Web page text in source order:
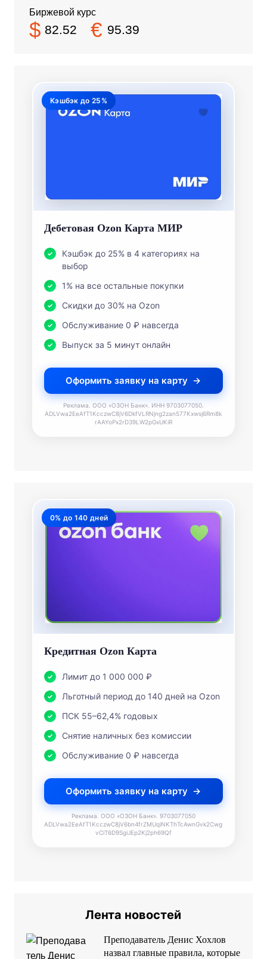
Биржевой курс
$ 82.52 € 95.39
Кэшбэк до 25%
Дебетовая Ozon Карта МИР
Кэшбэк до 25% в 4 категориях на
выбор
1% на все остальные покупки
Скидки до 30% на Ozon
Обслуживание 0 ₽ навсегда
Выпуск за 5 минут онлайн
Оформить заявку на карту
Реклама. ООО «ОЗОН Банк». ИНН 9703077050.
ADLVwa2EeAfT1KcczwC8jV6DkfVLRNjng2zan577Kxwsj6Rm8k
rAAYoPx2rD39LW2pGxUKiR
0% до 140 дней
Кредитная Ozon Карта
Лимит до 1 000 000 ₽
Льготный период до 140 дней на Ozon
ПСК 55–62,4% годовых
Снятие наличных без комиссии
Обслуживание 0 ₽ навсегда
Оформить заявку на карту
Реклама. ООО «ОЗОН Банк». 9703077050
ADLVwa2EeAfT1KcczwC8jV6bn4frZMUqiNKThTcAwnGvk2Cwg
vCiT6D9SgiJEp2Kj2ph69Qf
Лента новостей
Преподаватель Денис Хохлов
назвал главные правила, которые